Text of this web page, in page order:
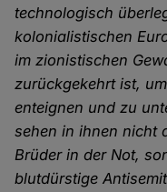
technologisch
kolonialistischen
im zionistischen
zurückgekehrt ist,
enteignen und zu
sehen in ihnen nicht
Brüder in der Not,
blutdürstige